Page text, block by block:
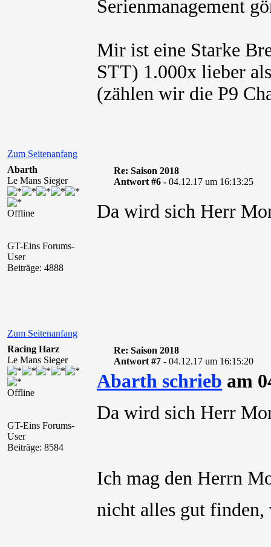
Serienmanagement
Mir ist eine Starke
STT) 1.000x lieber
(zählen wir die P9
Zum Seitenanfang
Abarth
Le Mans Sieger
Offline
GT-Eins Forums-
User
Beiträge: 4888
Re: Saison 2018
Antwort #6 - 04.12.17 um 16:13:25
Da wird sich Herr
Zum Seitenanfang
Racing Harz
Le Mans Sieger
Offline
GT-Eins Forums-
User
Beiträge: 8584
Re: Saison 2018
Antwort #7 - 04.12.17 um 16:15:20
Abarth schrieb am
Da wird sich Herr
Ich mag den Herrn
nicht alles gut finden,